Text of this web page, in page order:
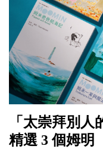
「太崇拜別人
精選 3 個姆明